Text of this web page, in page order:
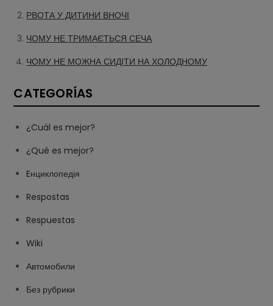
РВОТА У ДИТИНИ ВНОЧІ
ЧОМУ НЕ ТРИМАЄТЬСЯ СЕЧА
ЧОМУ НЕ МОЖНА СИДІТИ НА ХОЛОДНОМУ
CATEGORÍAS
¿Cuál es mejor?
¿Qué es mejor?
Eнциклопедія
Respostas
Respuestas
Wiki
Автомобили
Без рубрики